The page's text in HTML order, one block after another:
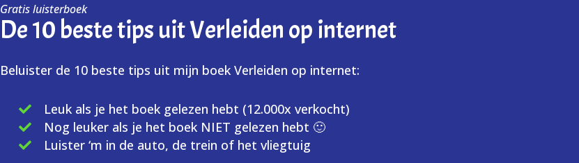
Gratis luisterboek
De 10 beste tips uit Verleiden op internet
Beluister de 10 beste tips uit mijn boek Verleiden op internet:
Leuk als je het boek gelezen hebt (12.000x verkocht)
Nog leuker als je het boek NIET gelezen hebt 🙂
Luister ‘m in de auto, de trein of het vliegtuig